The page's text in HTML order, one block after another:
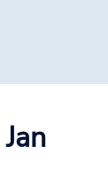
Jan